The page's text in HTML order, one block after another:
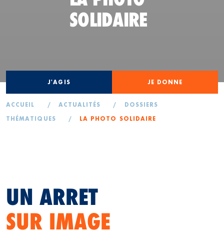
SOLIDAIRE
J'AGIS JE DONNE
ACCUEIL / ACTUALITÉS /
DOSSIERS
THÉMATIQUES
/ LA PHOTO SOLIDAIRE
UN ARRET
SUR IMAGE